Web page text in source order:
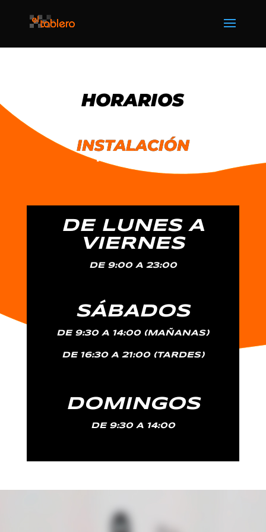
HORARIOS
INSTALACIÓN
HORARIO
DE LUNES A
VIERNES
DE 9:00 A23:00
SÁBADOS
DE 9:30 A 14:00 (MAÑANAS)
DE 16:30 A 21:00 (TARDES)
DOMINGOS
DE 9:30 A 14:00